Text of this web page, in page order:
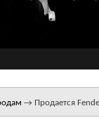
→ Продается